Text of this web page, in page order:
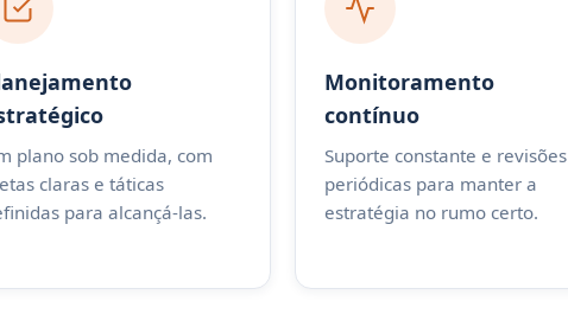
plano sob medida, com
claras e táticas
para alcançá-las.
Monitoramento
contínuo
Suporte constante e revisões
periódicas para manter a
estratégia no rumo certo.